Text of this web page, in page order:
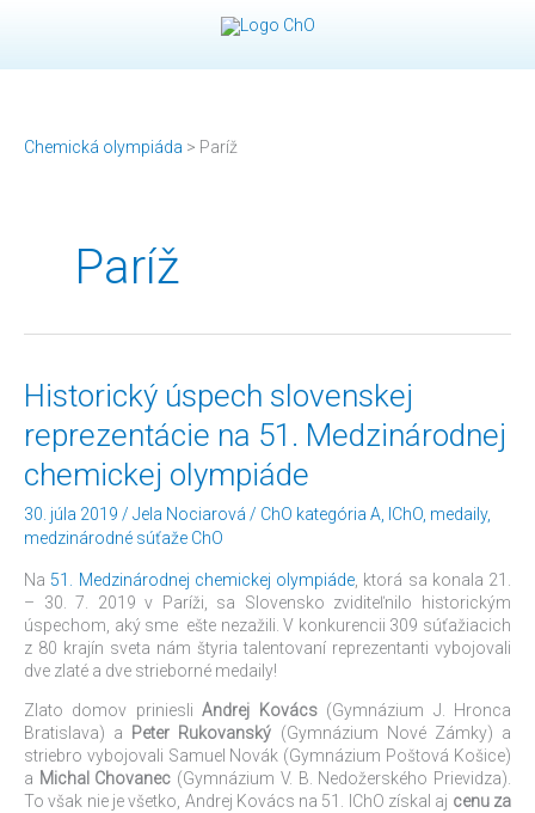
Chemická olympiáda > Paríž
Paríž
Historický úspech slovenskej
reprezentácie na 51. Medzinárodnej
chemickej olympiáde
30. júla 2019 / Jela Nociarová / ChO kategória A IChO medaily,
medzinárodné súťaže ChO
Na 51. Medzinárodnej chemickej olympiáde, ktorá sa konala 21.
– 30. 7. 2019 v Paríži, sa Slovensko zviditeľnilo historickým
úspechom, aký sme ešte nezažili. V konkurencii 309 súťažiacich
z 80 krajín sveta nám štyria talentovaní reprezentanti vybojovali
dve zlaté a dve strieborné medaily!
Zlato domov priniesliAndrej Kovács(Gymnázium J. Hronca
Bratislava) a
Peter Rukovanský (Gymnázium Nové Zámky) a
striebro vybojovali Samuel Novák (Gymnázium Poštová Košice)
a Michal Chovanec (Gymnázium V. B. Nedožerského Prievidza).
To však nie je všetko, Andrej Kovács na 51. IChO získal aj cenu za
Historický
úspech
slovenskej
reprezentácie
na
Medzinárodnej
chemickej
olympiáde